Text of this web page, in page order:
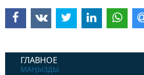
ГЛАВНОЕ
МАҢЫЗДЫ